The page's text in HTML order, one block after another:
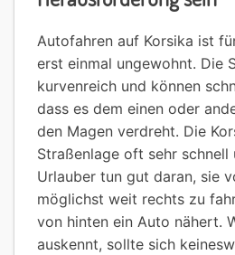
Autofahren auf Korsika ist
erst einmal ungewohnt. Die
kurvenreich und können
dass es dem einen oder
den Magen verdreht. Die
Straßenlage oft sehr schnell
Urlauber tun gut daran, sie
möglichst weit rechts zu
von hinten ein Auto nähert.
auskennt, sollte sich